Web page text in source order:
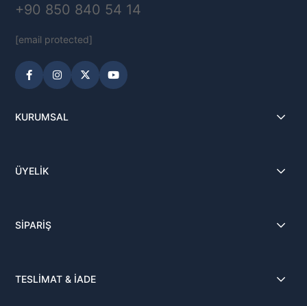
+90 850 840 54 14
[email protected]
KURUMSAL
ÜYELİK
SİPARİŞ
TESLİMAT & İADE